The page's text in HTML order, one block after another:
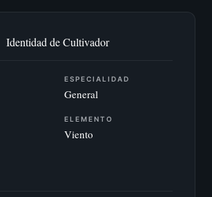
Identidad de Cultivador
ESPECIALIDAD
General
ELEMENTO
Viento